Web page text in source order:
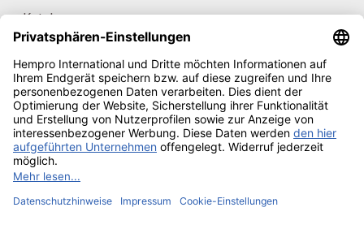
Kataloge
Unsere Zertifikate
Copyright © 2026
Phoenix